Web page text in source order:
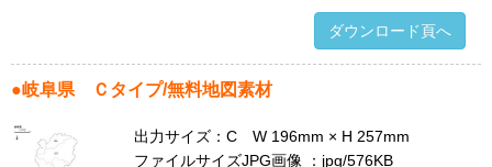
ダウンロード頁へ
●岐阜県 Ｃタイプ/無料地図素材
出力サイズ：C W 196mm × H 257mm
ファイルサイズJPG画像 ：jpg/576KB